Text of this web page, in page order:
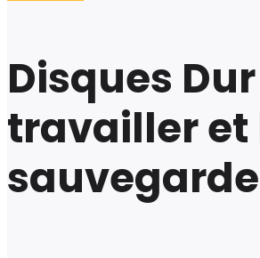
Disques
travailler et